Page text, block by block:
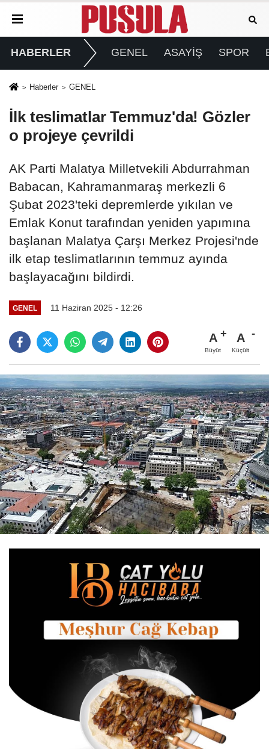
HABERLER GENEL ASAYİŞ SPOR
Haberler GENEL
İlk teslimatlar Temmuz'da! Gözler
o projeye çevrildi
AK Parti Malatya Milletvekili Abdurrahman
Babacan, Kahramanmaraş merkezli 6
Şubat 2023'teki depremlerde yıkılan ve
Emlak Konut tarafından yeniden yapımına
başlanan Malatya Çarşı Merkez Projesi'nde
ilk etap teslimatlarının temmuz ayında
başlayacağını bildirdi.
GENEL 11 Haziran 2025 - 12:26
A
Büyüt
A
Küçült